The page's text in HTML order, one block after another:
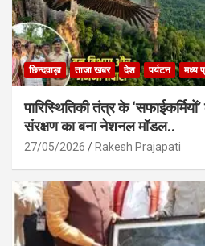
छिन्दवाड़ा ताजा खबर देश पर्यटन मध्य
पारिस्थितिकी तंत्र के
संरक्षण का बना नेशनल मॉडल..
27/05/2026 Rakesh Prajapati